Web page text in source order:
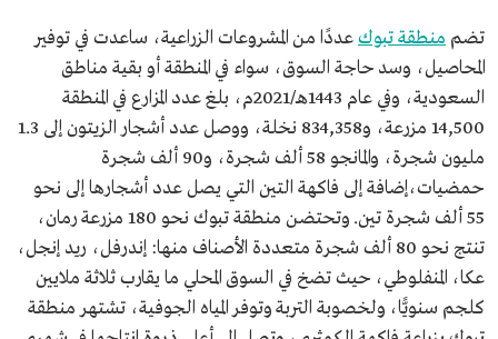
تضم منطقة تبوكعددًا من المشروعات الزراعية، ساعدت في توفير
المحاصيل، وسد حاجة السوق، سواء في المنطقة أو بقية مناطق
السعودية، وفي عام 1443هـ/2021م، بلغ عدد المزارع في المنطقة
14,500 مزرعة، و834,358 نخلة، ووصل عدد أشجار الزيتون إلى 1.3
مليون شجرة، والمانجو 58 ألف شجرة، و90 ألف شجرة
حمضيات،إضافة إلى فاكهة التين التي يصل عدد أشجارها إلى نحو
55 ألف شجرة تين. وتحتضن منطقة تبوك نحو 180 مزرعة رمان،
تنتج نحو 80 ألف شجرة متعددة الأصناف منها: إندرفل، ريد إنجل،
عكا، المنفلوطي، حيث تضخ في السوق المحلي ما يقارب ثلاثة ملايين
كلجم سنويًّا، ولخصوبة التربة وتوفر المياه الجوفية، تشتهر منطقة